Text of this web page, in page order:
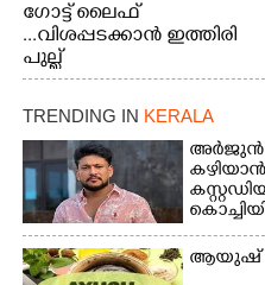
ഗോട്ട് ലൈഫ്
...വിശപ്പടക്കാൻ ഇത്തിരി
പുല്ല്
തിന്നാനെത്തിയതാണ്
ആട്. തെരുവ് നായ്ക്കൾ
കടിച്ച് കീറാൻ വന്നതോടെ
വയറിന്റെ ആന്തൽ മറന്ന്
ജീവന് വേണ്ടിയായി ഓട്ടം.
എറണാകുളം
വാത്തുരുത്തിയിൽ
നിന്നുള്ള കാഴ്ച
TRENDING IN KERALA
അർജുൻ
ആയുഷ്